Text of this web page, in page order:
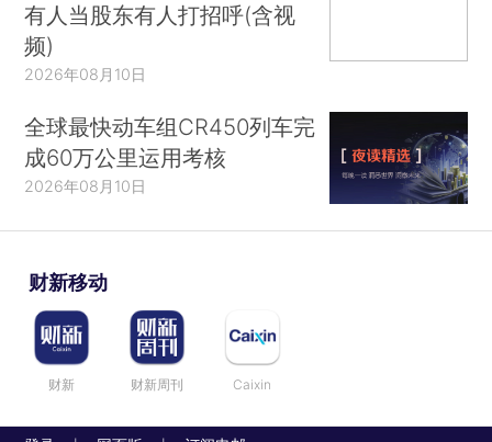
有人当股东有人打招呼(含视
频)
2026年08月10日
全球最快动车组CR450列车完
成60万公里运用考核
2026年08月10日
财新移动
财新 财新周刊 Caixin